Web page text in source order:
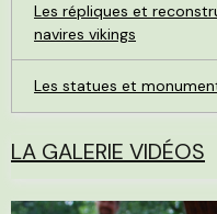
Les répliques et
navires vikings
Les statues et
LA GALERIE VIDÉOS